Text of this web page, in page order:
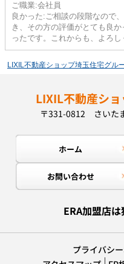
ご職業:会社員
良かった:ご相談の段階なので
き、その方の評価がとても良
ったです。これからも、よろ
LIXIL不動産ショップ埼玉住宅グル
LIXIL不動産シ
〒331-0812 さいた
ホーム
お問い合わせ
ERA加盟店
プライバシ